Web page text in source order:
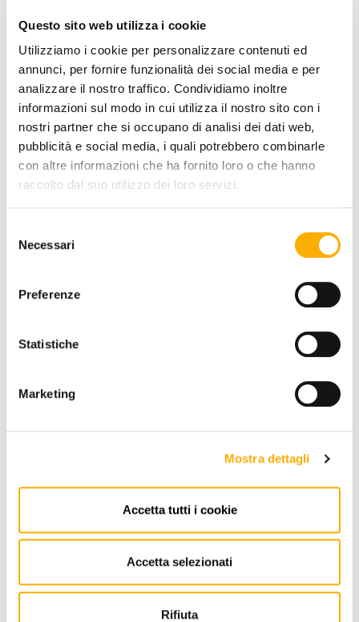
Questo sito web utilizza i cookie
Utilizziamo i cookie per personalizzare contenuti ed
annunci, per fornire funzionalità dei social media e per
analizzare il nostro traffico. Condividiamo inoltre
informazioni sul modo in cui utilizza il nostro sito con i
nostri partner che si occupano di analisi dei dati web,
pubblicità e social media, i quali potrebbero combinarle
con altre informazioni che ha fornito loro o che hanno
raccolto dal suo utilizzo dei loro servizi.
delNecessari
Preferenze
Statistiche
Marketing
Mostra dettagli
Accetta tutti i cookie
Accetta selezionati
Rifiuta
TOP FINISH:
COLOR:
BEST PRICE GUARANTEED